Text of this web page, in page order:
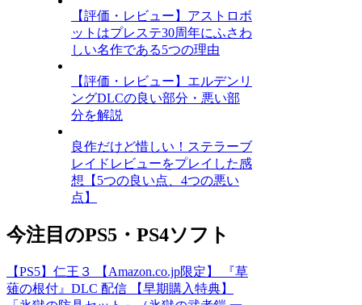
【評価・レビュー】アストロボ
ットはプレステ30周年にふさわ
しい名作である5つの理由
【評価・レビュー】エルデンリ
ングDLCの良い部分・悪い部
分を解説
良作だけど惜しい！ステラーブ
レイドレビューをプレイした感
想【5つの良い点、4つの悪い
点】
今注目のPS5・PS4ソフト
【PS5】仁王３ 【Amazon.co.jp限定】 『草
薙の根付』DLC 配信 【早期購入特典】